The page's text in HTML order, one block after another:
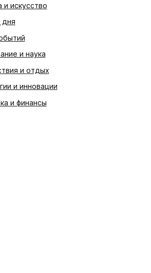
и искусство
дня
и наука
и отдых
и инновации
и финансы